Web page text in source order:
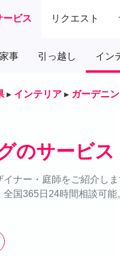
ービス リクエスト
家事 引っ越し イン
▸ インテリア ▸ ガーデニ
のサービス
ナー・庭師をご紹介し
全国365日24時間相談可